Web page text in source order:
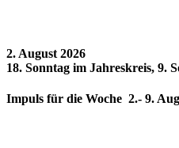
2. August 2026
18. Sonntag im Jahreskreis, 9.
Impuls für die Woche 2.- 9.